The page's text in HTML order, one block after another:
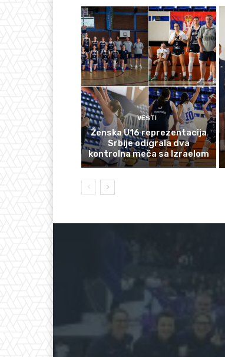
VESTI
Ženska U16 reprezentacija
Srbije odigrala dva
kontrolna meča sa Izraelom